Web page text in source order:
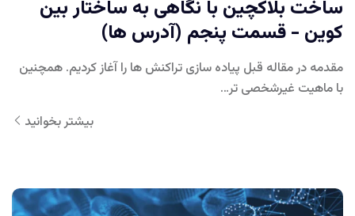
ساخت بلاکچین با نگاهی به ساختار بین
کوین - قسمت پنجم (آدرس ها)
مقدمه در مقاله قبل پیاده سازی تراکنش ها را آغاز کردیم. همچنین
با ماهیت غیرشخصی تر…
بیشتر بخوانید